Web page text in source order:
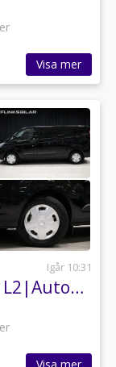
Visa mer
Igår 10:31
Ford Transit Custom 130HK L2|Automat|Drag|Värmare|EnÄgare|NyKamrem